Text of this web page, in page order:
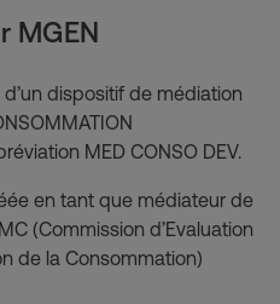
MGEN
dispositif de médiation
MED CONSO DEV.
en tant que médiateur de
(Commission d’Evaluation
de la Consommation)